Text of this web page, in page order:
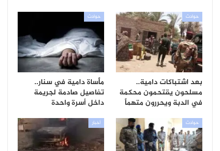
حوادث
بعد اشتباكات دامية..
مسلحون يقتحمون محكمة
في الدبة ويحررون متهماً
حوادث
مأساة دامية في سنار..
تفاصيل صادمة لجريمة
داخل أسرة واحدة
حوادث أخبار